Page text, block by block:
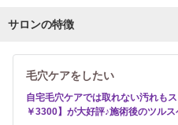
サロンの特徴
毛穴ケアをしたい
自宅毛穴ケアでは取れない汚れも
￥3300】が大好評♪施術後のツル